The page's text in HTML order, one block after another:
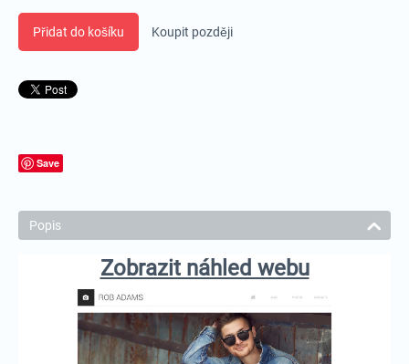
Přidat do košíku Koupit později
Save
Popis
Zobrazit náhled webu